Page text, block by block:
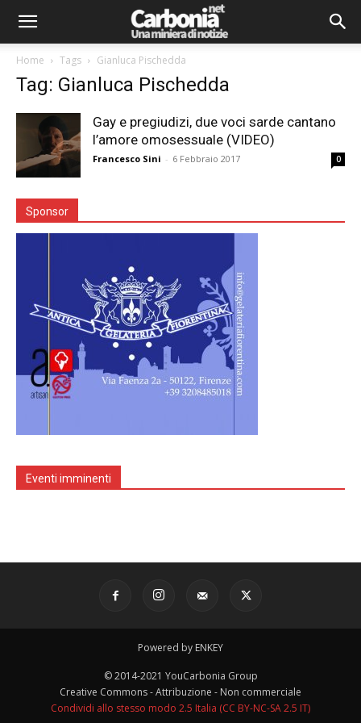
Home Tags Gianluca Pischedda
Tag: Gianluca Pischedda
Gay e pregiudizi, due voci sarde cantano
l’amore omosessuale (VIDEO)
Francesco Sini - 6 Febbraio 2017 0
Sponsor
Eventi imminenti
Powered by ENKEY
© 2014-2021 YouCarbonia Group
Creative Commons - Attribuzione - Non commerciale
Condividi allo stesso modo 2.5 Italia (CC BY-NC-SA 2.5 IT)